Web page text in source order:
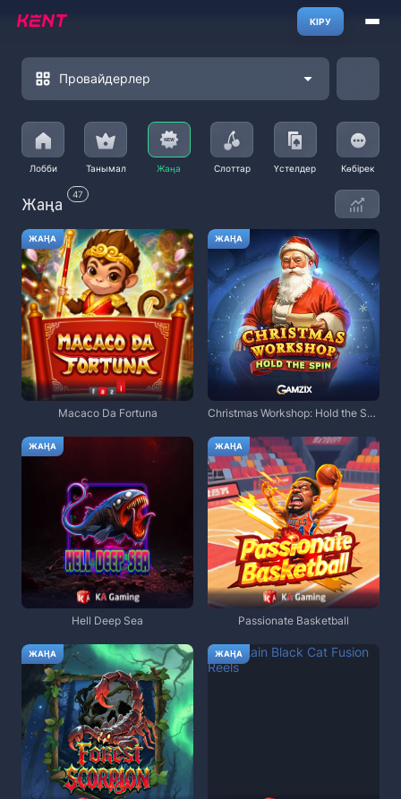
КІРУ
Провайдерлер
Лобби Танымал Жаңа Слоттар Үстелдер Көбірек
Жаңа 47
ЖАҢА
Macaco Da Fortuna
ЖАҢА
Christmas Workshop: Hold the Spin
ЖАҢА
Hell Deep Sea
ЖАҢА
Passionate Basketball
ЖАҢА ЖАҢА